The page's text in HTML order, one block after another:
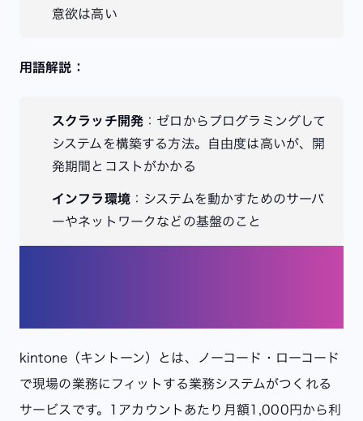
意欲は高い
用語解説：
スクラッチ開発 ：ゼロからプログラミングして
システムを構築する方法。自由度は高いが、開
発期間とコストがかかる
インフラ環境：システムを動かすためのサーバ
ーやネットワークなどの基盤のこと
kintone（キントーン）とは、ノーコード・ローコード
で現場の業務にフィットする業務システムがつくれる
サービスです。1アカウントあたり月額1,000円から利